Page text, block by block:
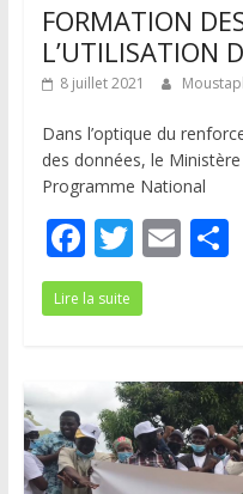
FORMATION
L’UTILISATION
8 juillet 2021
Dans l’optique du
des données, le
Programme National
F
ac
e
o
o
k
T
w
itt
E P
Lire la suite